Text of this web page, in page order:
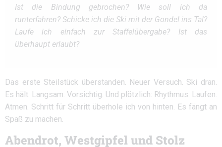
Ist die Bindung gebrochen? Wie soll ich da
runterfahren? Schicke ich die Ski mit der Gondel ins Tal?
Laufe ich einfach zur Staffelübergabe? Ist das
überhaupt erlaubt?
Das erste Steilstück überstanden. Neuer Versuch. Ski dran.
Es hält. Langsam. Vorsichtig. Und plötzlich: Rhythmus. Laufen.
Atmen. Schritt für Schritt überhole ich von hinten. Es fängt an
Spaß zu machen.
Abendrot, Westgipfel und Stolz